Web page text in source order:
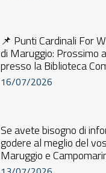
📌 Punti Cardinali For
di Maruggio: Prossimo
presso la Biblioteca
Maruggio 📍21 L...
16/07/2026
Se avete bisogno di
godere al meglio del
Maruggio e
CIT...